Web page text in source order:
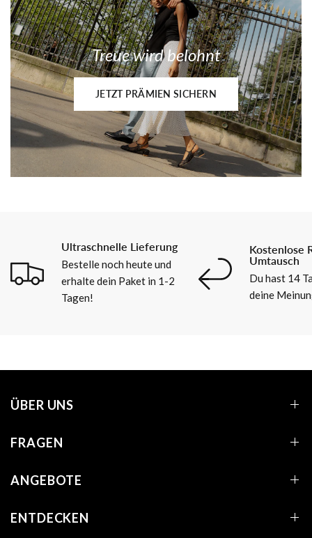
Treue wird belohnt
JETZT PRÄMIEN SICHERN
Ultraschnelle Lieferung
Bestelle noch heute und
erhalte dein Paket in 1-2
Tagen!
Kostenlose
Umtausch
Du hast 14
deine
ÜBER UNS
FRAGEN
ANGEBOTE
ENTDECKEN